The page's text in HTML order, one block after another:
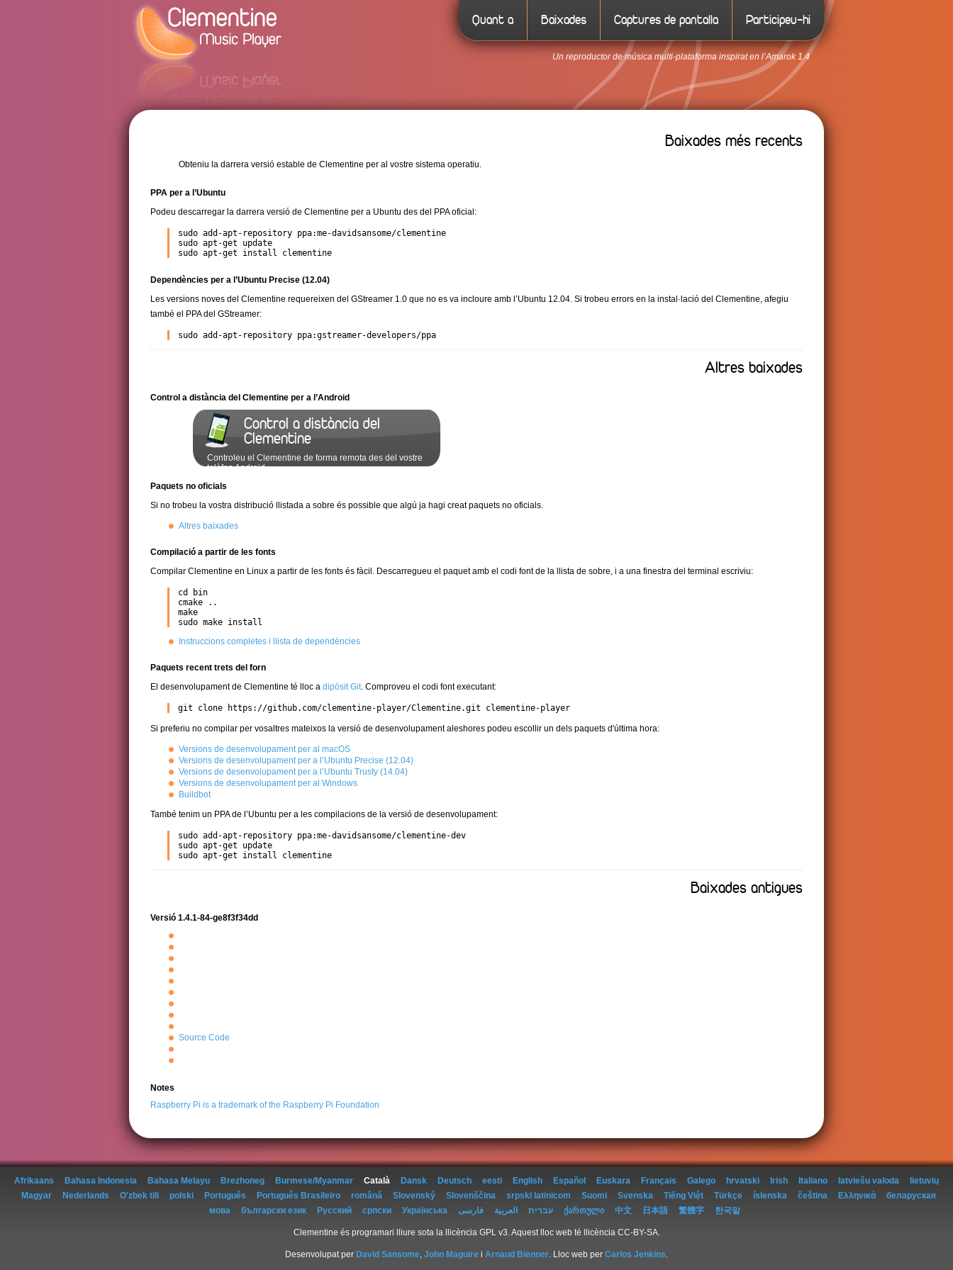
Quant a Baixades Captures de pantalla Participeu-hi
Un reproductor de música multi-plataforma inspirat en l’Amarok 1.4
Baixades més recents
Obteniu la darrera versió estable de Clementine per al vostre sistema operatiu.
PPA per a l’Ubuntu
Podeu descarregar la darrera versió de Clementine per a Ubuntu des del PPA oficial:
sudo add-apt-repository ppa:me-davidsansome/clementine
sudo apt-get update
sudo apt-get install clementine
Dependències per a l’Ubuntu Precise (12.04)
Les versions noves del Clementine requereixen del GStreamer 1.0 que no es va incloure amb l’Ubuntu 12.04. Si trobeu errors en la instal·lació del Clementine, afegiu
també el PPA del GStreamer:
sudo add-apt-repository ppa:gstreamer-developers/ppa
Altres baixades
Control a distància del Clementine per a l’Android
Control a distància del
Clementine
Controleu el Clementine de forma remota des del vostre
telèfon Android
Paquets no oficials
Si no trobeu la vostra distribució llistada a sobre és possible que algú ja hagi creat paquets no oficials.
Altres baixades
Compilació a partir de les fonts
Compilar Clementine en Linux a partir de les fonts és fàcil. Descarregueu el paquet amb el codi font de la llista de sobre, i a una finestra del terminal escriviu:
cd bin
cmake ..
make
sudo make install
Instruccions completes i llista de dependències
Paquets recent trets del forn
El desenvolupament de Clementine té lloc a dipòsit Git. Comproveu el codi font executant:
git clone https://github.com/clementine-player/Clementine.git clementine-player
Si preferiu no compilar per vosaltres mateixos la versió de desenvolupament aleshores podeu escollir un dels paquets d'última hora:
Versions de desenvolupament per al macOS
Versions de desenvolupament per a l’Ubuntu Precise (12.04)
Versions de desenvolupament per a l’Ubuntu Trusty (14.04)
Versions de desenvolupament per al Windows
Buildbot
També tenim un PPA de l’Ubuntu per a les compilacions de la versió de desenvolupament:
sudo add-apt-repository ppa:me-davidsansome/clementine-dev
sudo apt-get update
sudo apt-get install clementine
Baixades antigues
Versió 1.4.1-84-ge8f3f34dd
Source Code
Notes
Raspberry Pi is a trademark of the Raspberry Pi Foundation
Afrikaans Bahasa Indonesia Bahasa Melayu Brezhoneg Burmese/Myanmar Català Dansk Deutsch eesti English Español Euskara Français Galego hrvatski Irish Italiano latviešu valoda
lietuvių
Magyar
Nederlands O'zbek tili polski Português Português Brasileiro română Slovenský Slovenščina srpski latinicom Suomi Svenska Tiếng Việt Türkçe íslenska čeština Ελληνικά
беларуская
мова
български език Русский српски Українська עברית العربية فارسی ქართული 中文 日本語 繁體字 한국말
Clementine és programari lliure sota la llicència GPL v3. Aquest lloc web té llicència CC-BY-SA.
Desenvolupat per David Sansome, John Maguire i Arnaud Bienner. Lloc web per Carlos Jenkins.